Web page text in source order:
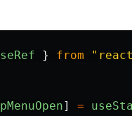
} from " react
] =